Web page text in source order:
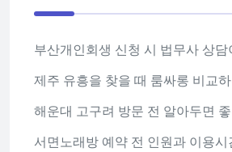
부산개인회생 신청 시 법무사 상
제주 유흥을 찾을 때 룸싸롱 비교
해운대 고구려 방문 전 알아두면
서면노래방 예약 전 인원과 이용